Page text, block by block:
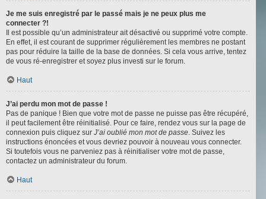
Je me suis enregistré par le passé mais je ne peux plus me
connecter ?!
Il est possible qu’un administrateur ait désactivé ou supprimé votre compte.
En effet, il est courant de supprimer régulièrement les membres ne postant
pas pour réduire la taille de la base de données. Si cela vous arrive, tentez
de vous ré-enregistrer et soyez plus investi sur le forum.
Haut
J’ai perdu mon mot de passe !
Pas de panique ! Bien que votre mot de passe ne puisse pas être récupéré,
il peut facilement être réinitialisé. Pour ce faire, rendez vous sur la page de
connexion puis cliquez sur J’ai oublié mon mot de passe. Suivez les
instructions énoncées et vous devriez pouvoir à nouveau vous connecter.
Si toutefois vous ne parveniez pas à réinitialiser votre mot de passe,
contactez un administrateur du forum.
Haut